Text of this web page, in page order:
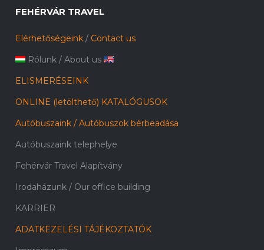
FEHÉRVÁR TRAVEL
Elérhetőségeink / Contact us
Rólunk /About us
ELISMERÉSEINK
ONLINE (letölthető) KATALÓGUSOK
Autóbuszaink / Autóbuszok bérbeadása
Autóbuszaink telephelye
Fehérvár Travel Alapítvány
Irodaházunk / Our office building
KARRIER
ADATKEZELÉSI TÁJÉKOZTATÓK